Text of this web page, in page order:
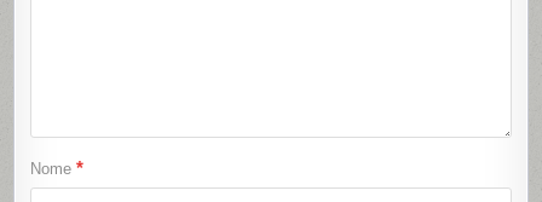
Nome*